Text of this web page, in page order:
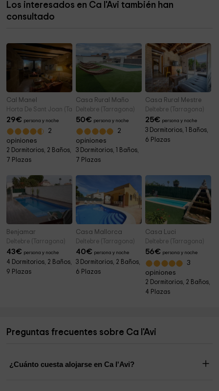
Àrea Recreativa de Mas de Forès
Los interesados en Ca l'Avi también han
consultado
Cal Manel
Horta De Sant Joan (Tarragona)
29€ persona y noche
2
opiniones
2 Dormitorios, 2 Baños,
7 Plazas
Casa Rural Maño
Deltebre (Tarragona)
50€ persona y noche
2
opiniones
3 Dormitorios, 1 Baños,
7 Plazas
Casa Rural Mestre
Deltebre (Tarragona)
25€ persona y noche
3 Dormitorios, 1 Baños,
6 Plazas
Benjamar
Deltebre (Tarragona)
43€ persona y noche
4 Dormitorios, 2 Baños,
9 Plazas
Casa Mallorca
Deltebre (Tarragona)
40€ persona y noche
3 Dormitorios, 2 Baños,
6 Plazas
Casa Luci
Deltebre (Tarragona)
56€ persona y noche
3
opiniones
2 Dormitorios, 2 Baños,
4 Plazas
Preguntas frecuentes sobre Ca l'Avi
¿Cuánto cuesta alojarse en Ca l'Avi?